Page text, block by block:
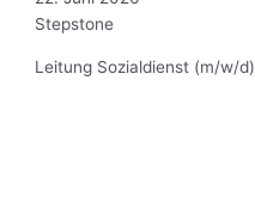
Stepstone
Leitung Sozialdienst (m/w/d)